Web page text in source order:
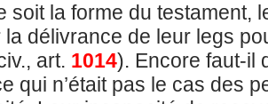
soit la forme du testament,
la délivrance de leur legs
art. 1014). Encore faut-il
qui n’était pas le cas des